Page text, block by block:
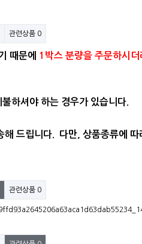
관련상품 0
때문에 1박스 분량을 주문하시
하셔야 하는 경우가 있습니다.
드립니다. 다만, 상품종류에
관련상품 0